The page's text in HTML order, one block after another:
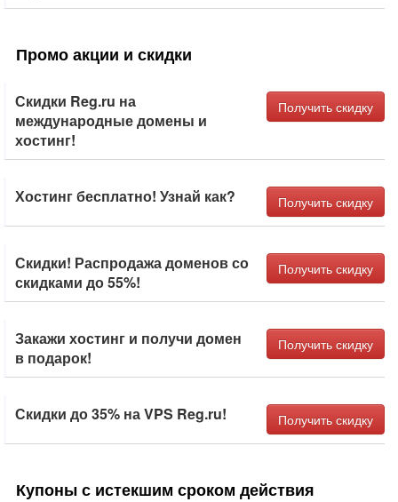
Промо акции и скидки
Скидки Reg.ru на
международные домены и
хостинг!
Получить скидку
Хостинг бесплатно! Узнай как? Получить скидку
Скидки! Распродажа доменов со
скидками до 55%!
Получить скидку
Закажи хостинг и получи домен
в подарок!
Получить скидку
Скидки до 35% на VPS Reg.ru! Получить скидку
Купоны с истекшим сроком действия